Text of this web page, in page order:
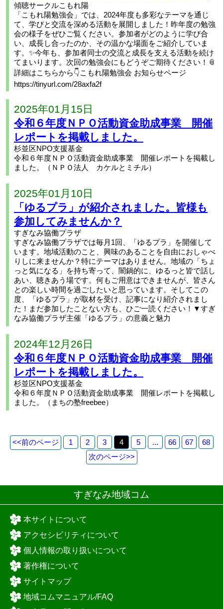
傾聴サークルこもれ陽
「こもれ陽勉強会」では、2024年度も多彩なテーマを通じ
て、学びと交流を深める活動を展開しました！昨年度の勉強
会の様子をぜひご覧ください。参加者がどのように学び合
い、成長し合ったのか、その温かな場面をご紹介していま
す。✨今年も、参加者同士の交流と成長を支える活動を続け
てまいります。次回の勉強会にもどうぞご期待ください！📎
詳細はこちらから👇こもれ陽勉強会 お知らせページ
https://tinyurl.com/28axfa2f
2025年01月15日
令和６年度ＮＰＯ活動資金助成事業 開催
レポートを掲載しました。
杉並区NPO支援基金
令和６年度ＮＰＯ活動資金助成事業 開催レポートを掲載し
ました。（ＮＰＯ法人 カケルとミチル）
2025年01月10日
「ゆるプラ」が紹介されました。皆様も
参加してみませんか？
すぎなみ協働プラザ
すぎなみ協働プラザでは毎月1回、「ゆるプラ」を開催して
います。地域活動のこと、興味のあることを自由におしゃべ
りしに来ませんか？特にテーマはありません。地域の「ちょ
っと気になる」を持ち寄って、闇鍋的に、ゆるっと皆で話し
あい、聴きあう場です。何もご用意はできませんが、皆さん
との楽しい時間を過ごしたいと思っています。そしてこの
度、「ゆるプラ」が取材を受け、記事になり紹介されまし
た！まだ参加したことない方も、ひご一読ください！▼すぎ
なみ協働プラザ主催「ゆるプラ」の意義と魅力
2024年12月26日
令和６年度ＮＰＯ活動資金助成事業 開催
レポートを掲載しました。
杉並区NPO支援基金
令和６年度ＮＰＯ活動資金助成事業 開催レポートを掲載し
ました。（まちの塾freebee）
<<前のページ 1 2 3 4 5 ... 66 67
68
次のページ>>
すぎなみ地域コム
本サイトについて
アクセシビリティについて
個人情報の取り扱いについて
著作権について
サイトマップ
地域コムマニュアル/FAQ